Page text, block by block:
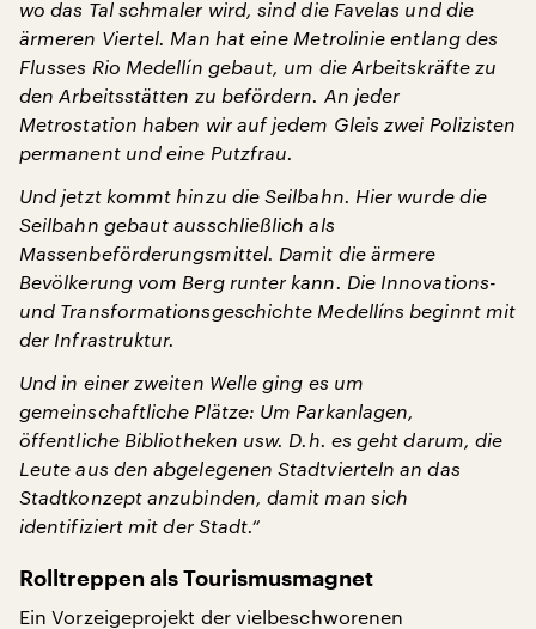
wo das Tal schmaler wird, sind die Favelas und die
ärmeren Viertel. Man hat eine Metrolinie entlang des
Flusses Rio Medellín gebaut, um die Arbeitskräfte zu
den Arbeitsstätten zu befördern. An jeder
Metrostation haben wir auf jedem Gleis zwei Polizisten
permanent und eine Putzfrau.
Und jetzt kommt hinzu die Seilbahn. Hier wurde die
Seilbahn gebaut ausschließlich als
Massenbeförderungsmittel. Damit die ärmere
Bevölkerung vom Berg runter kann. Die Innovations-
und Transformationsgeschichte Medellíns beginnt mit
der Infrastruktur.
Und in einer zweiten Welle ging es um
gemeinschaftliche Plätze: Um Parkanlagen,
öffentliche Bibliotheken usw. D.h. es geht darum, die
Leute aus den abgelegenen Stadtvierteln an das
Stadtkonzept anzubinden, damit man sich
identifiziert mit der Stadt.“
Rolltreppen als Tourismusmagnet
Ein Vorzeigeprojekt der vielbeschworenen